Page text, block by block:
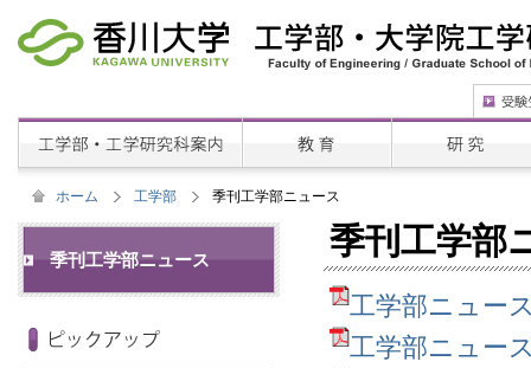
ホーム 工学部 季刊工学部ニュース
季刊工学部
工学部ニュー
工学部ニュー
季刊工学部ニュース